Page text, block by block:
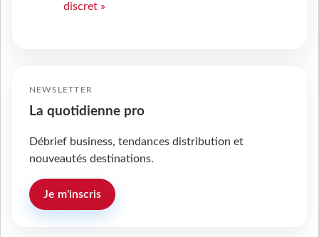
discret »
NEWSLETTER
La quotidienne pro
Débrief business, tendances distribution et
nouveautés destinations.
Je m'inscris